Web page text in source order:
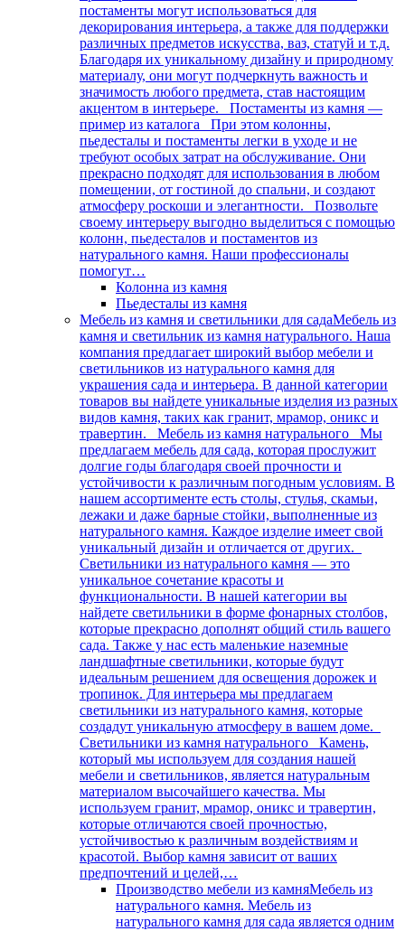
постаменты могут использоваться для
декорирования интерьера, а также для поддержки
различных предметов искусства, ваз, статуй и т.д.
Благодаря их уникальному дизайну и природному
материалу, они могут подчеркнуть важность и
значимость любого предмета, став настоящим
акцентом в интерьере. Постаменты из камня —
пример из каталога При этом колонны,
пьедесталы и постаменты легки в уходе и не
требуют особых затрат на обслуживание. Они
прекрасно подходят для использования в любом
помещении, от гостиной до спальни, и создают
атмосферу роскоши и элегантности. Позвольте
своему интерьеру выгодно выделиться с помощью
колонн, пьедесталов и постаментов из
натурального камня. Наши профессионалы
помогут…
Колонна из камня
Пьедесталы из камня
Мебель из камня и светильники для садаМебель из
камня и светильник из камня натурального. Наша
компания предлагает широкий выбор мебели и
светильников из натурального камня для
украшения сада и интерьера. В данной категории
товаров вы найдете уникальные изделия из разных
видов камня, таких как гранит, мрамор, оникс и
травертин. Мебель из камня натурального Мы
предлагаем мебель для сада, которая прослужит
долгие годы благодаря своей прочности и
устойчивости к различным погодным условиям. В
нашем ассортименте есть столы, стулья, скамьи,
лежаки и даже барные стойки, выполненные из
натурального камня. Каждое изделие имеет свой
уникальный дизайн и отличается от других.
Светильники из натурального камня — это
уникальное сочетание красоты и
функциональности. В нашей категории вы
найдете светильники в форме фонарных столбов,
которые прекрасно дополнят общий стиль вашего
сада. Также у нас есть маленькие наземные
ландшафтные светильники, которые будут
идеальным решением для освещения дорожек и
тропинок. Для интерьера мы предлагаем
светильники из натурального камня, которые
создадут уникальную атмосферу в вашем доме.
Светильники из камня натурального Камень,
который мы используем для создания нашей
мебели и светильников, является натуральным
материалом высочайшего качества. Мы
используем гранит, мрамор, оникс и травертин,
которые отличаются своей прочностью,
устойчивостью к различным воздействиям и
красотой. Выбор камня зависит от ваших
предпочтений и целей,…
Производство мебели из камняМебель из
натурального камня. Мебель из
натурального камня для сада является одним